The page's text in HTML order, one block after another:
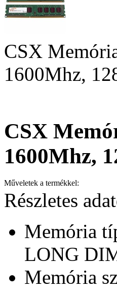
CSX
1600Mhz,
CSX
1600Mhz,
Műveletek a termékkel:
Részletes
Memória
LONG
Memória